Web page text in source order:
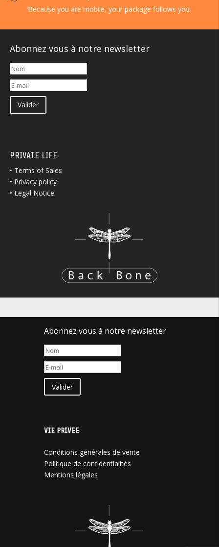
Because you are mobile, your package follows you.
Abonnez vous à notre newsletter
Valider
PRIVATE LIFE
• Terms of Sales
• Privacy policy
• Legal Notice
Abonnez vous à notre newsletter
Valider
VIE PRIVEE
Conditions générales de vente
Politique de confidentialités
Mentions légales